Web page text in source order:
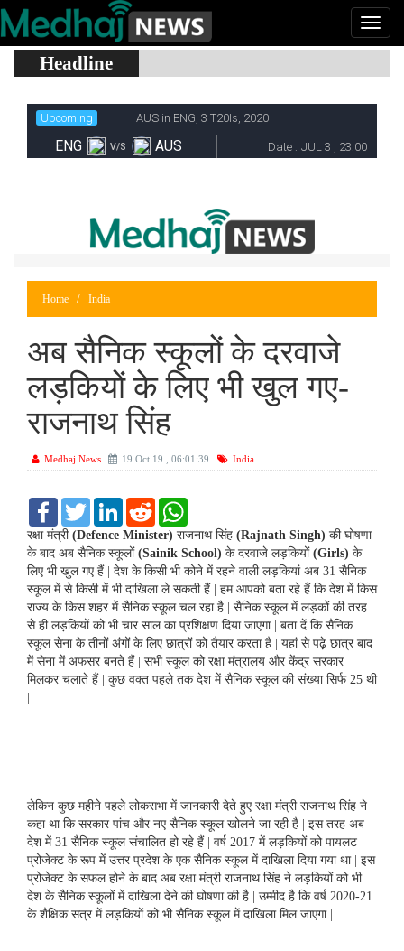
Headline
Home India
अब सैनिक स्कूलों के दरवाजे
लड़कियों के लिए भी खुल गए-
राजनाथ सिंह
Medhaj News 19 Oct 19 , 06:01:39 India
F
c
e
o
o
k
T
i
t
e
r
L
n
k
d
I
n
R
d
d
t
a
t
s
A
p
p
रक्षा मंत्री (Defence Minister) राजनाथ सिंह (Rajnath Singh) की घोषणा
के बाद अब सैनिक स्कूलों (Sainik School) के दरवाजे लड़कियों (Girls) के
लिए भी खुल गए हैं | देश के किसी भी कोने में रहने वाली लड़कियां अब 31 सैनिक
स्कूल में से किसी में भी दाखिला ले सकती हैं | हम आपको बता रहे हैं कि देश में किस
राज्य के किस शहर में सैनिक स्कूल चल रहा है | सैनिक स्कूल में लड़कों की तरह
से ही लड़कियों को भी चार साल का प्रशिक्षण दिया जाएगा | बता दें कि सैनिक
स्कूल सेना के तीनों अंगों के लिए छात्रों को तैयार करता है | यहां से पढ़े छात्र बाद
में सेना में अफसर बनते हैं | सभी स्कूल को रक्षा मंत्रालय और केंद्र सरकार
मिलकर चलाते हैं | कुछ वक्त पहले तक देश में सैनिक स्कूल की संख्या सिर्फ 25 थी
लेकिन कुछ महीने पहले लोकसभा में जानकारी देते हुए रक्षा मंत्री राजनाथ सिंह ने
कहा था कि सरकार पांच और नए सैनिक स्कूल खोलने जा रही है | इस तरह अब
देश में 31 सैनिक स्कूल संचालित हो रहे हैं | वर्ष 2017 में लड़कियों को पायलट
प्रोजेक्ट के रूप में उत्तर प्रदेश के एक सैनिक स्कूल में दाखिला दिया गया था | इस
प्रोजेक्ट के सफल होने के बाद अब रक्षा मंत्री राजनाथ सिंह ने लड़कियों को भी
देश के सैनिक स्कूलों में दाखिला देने की घोषणा की है | उम्मीद है कि वर्ष 2020-21
के शैक्षिक सत्र में लड़कियों को भी सैनिक स्कूल में दाखिला मिल जाएगा |